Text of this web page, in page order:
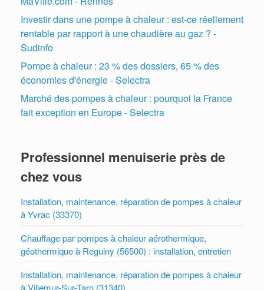
Investir dans une pompe à chaleur : est-ce réellement
rentable par rapport à une chaudière au gaz ? -
Sudinfo
Pompe à chaleur : 23 % des dossiers, 65 % des
économies d'énergie - Selectra
Marché des pompes à chaleur : pourquoi la France
fait exception en Europe - Selectra
Professionnel menuiserie près de
chez vous
Installation, maintenance, réparation de pompes à chaleur
à Yvrac (33370)
Chauffage par pompes à chaleur aérothermique,
géothermique à Reguiny (56500) : installation, entretien
Installation, maintenance, réparation de pompes à chaleur